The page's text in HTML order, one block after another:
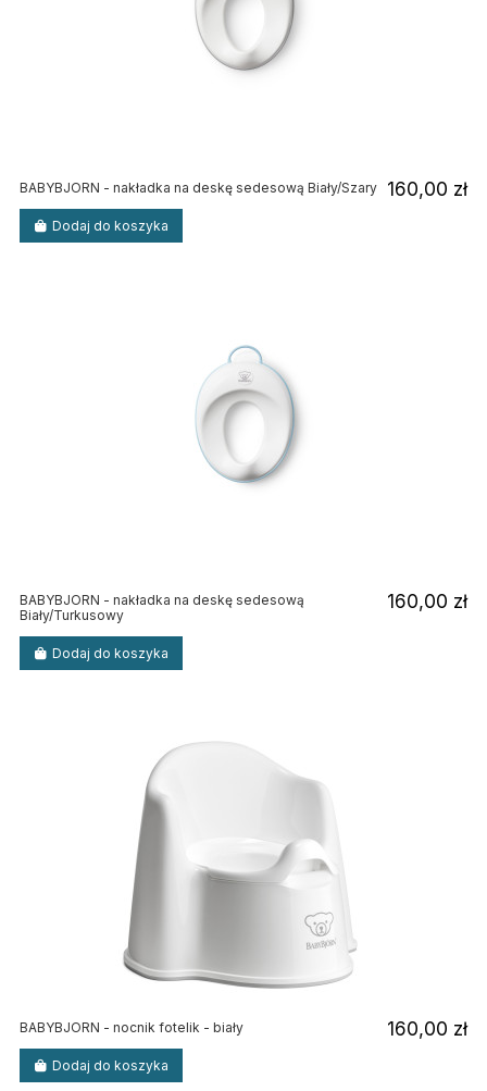
BABYBJORN - nakładka na deskę sedesową Biały/Szary 160,00 zł
Dodaj do koszyka
BABYBJORN - nakładka na deskę sedesową
Biały/Turkusowy
160,00 zł
Dodaj do koszyka
BABYBJORN - nocnik fotelik - biały 160,00 zł
Dodaj do koszyka